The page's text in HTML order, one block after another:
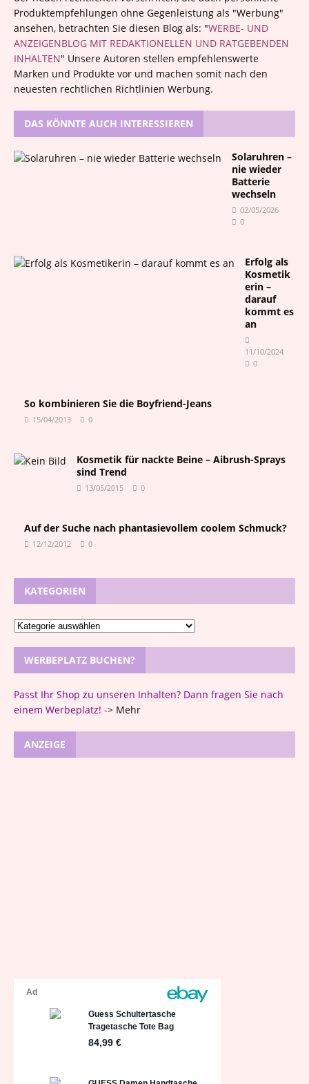
Produktempfehlungen ohne Gegenleistung als "Werbung"
ansehen, betrachten Sie diesen Blog als: "WERBE- UND
ANZEIGENBLOG MIT REDAKTIONELLEN UND RATGEBENDEN
INHALTEN" Unsere Autoren stellen empfehlenswerte
Marken und Produkte vor und machen somit nach den
neuesten rechtlichen Richtlinien Werbung.
DAS KÖNNTE AUCH INTERESSIEREN
Solaruhren –
nie wieder
Batterie
wechseln
02/05/2026
0
Erfolg als
Kosmetik
erin –
darauf
kommt es
an
11/10/2024
0
So kombinieren Sie die Boyfriend-Jeans
15/04/2013 0
Kosmetik für nackte Beine – Aibrush-Sprays
sind Trend
13/05/2015 0
Auf der Suche nach phantasievollem coolem Schmuck?
12/12/2012 0
KATEGORIEN
WERBEPLATZ BUCHEN?
Passt Ihr Shop zu unseren Inhalten? Dann fragen Sie nach
einem Werbeplatz! -> Mehr
ANZEIGE